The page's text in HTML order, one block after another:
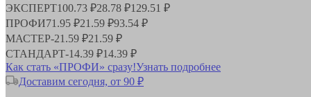
ЭКСПЕРТ100.73 ₽28.78 ₽129.51 ₽
ПРОФИ71.95 ₽21.59 ₽93.54 ₽
МАСТЕР-21.59 ₽21.59 ₽
СТАНДАРТ-14.39 ₽14.39 ₽
Как стать «ПРОФИ» сразу!Узнать подробнее
Доставим сегодня, от 90 ₽